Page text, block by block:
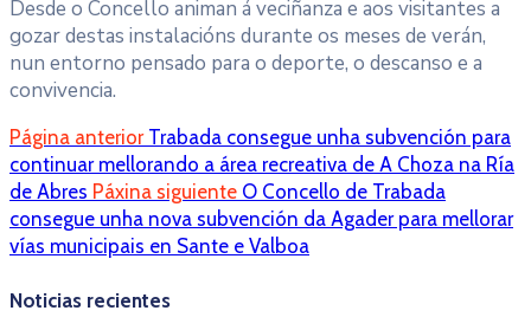
Desde o Concello animan á veciñanza e aos visitantes a
gozar destas instalacións durante os meses de verán,
nun entorno pensado para o deporte, o descanso e a
convivencia.
Página anterior Trabada consegue unha subvención para
continuar mellorando a área recreativa de A Choza na Ría
de Abres Páxina siguiente O Concello de Trabada
consegue unha nova subvención da Agader para mellorar
vías municipais en Sante e Valboa
Noticias recientes